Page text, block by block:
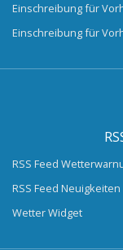
Einschreibung für
Einschreibung für
RSS Feed
RSS Feed Neuigkeiten
Wetter Widget